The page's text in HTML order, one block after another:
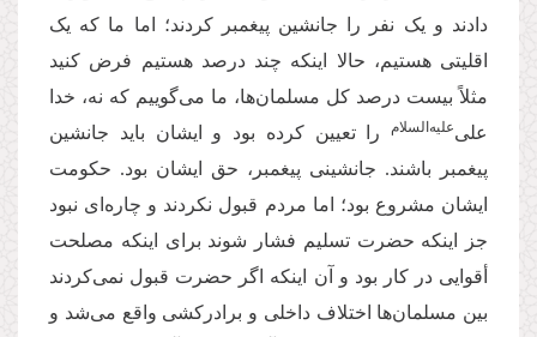
دادند و یک نفر را جانشین پیغمبر کردند؛ اما ما که یک
اقلیتی هستیم، حالا اینکه چند درصد هستیم فرض کنید
مثلاً بیست درصد کل مسلمان‌ها، ما می‌گوییم که نه، خدا
علی‌علیه‌‌السلام
را تعیین کرده بود و ایشان باید جانشین
پیغمبر باشند. جانشینی پیغمبر، حق ایشان بود. حکومت
ایشان مشروع بود؛ اما مردم قبول نکردند و چاره‌ای نبود
جز اینکه حضرت تسلیم فشار شوند برای اینکه مصلحت
أقوایی در کار بود و آن اینکه اگر حضرت قبول نمی‌کردند
بین مسلمان‌ها اختلاف داخلی و برادرکشی واقع می‌شد و